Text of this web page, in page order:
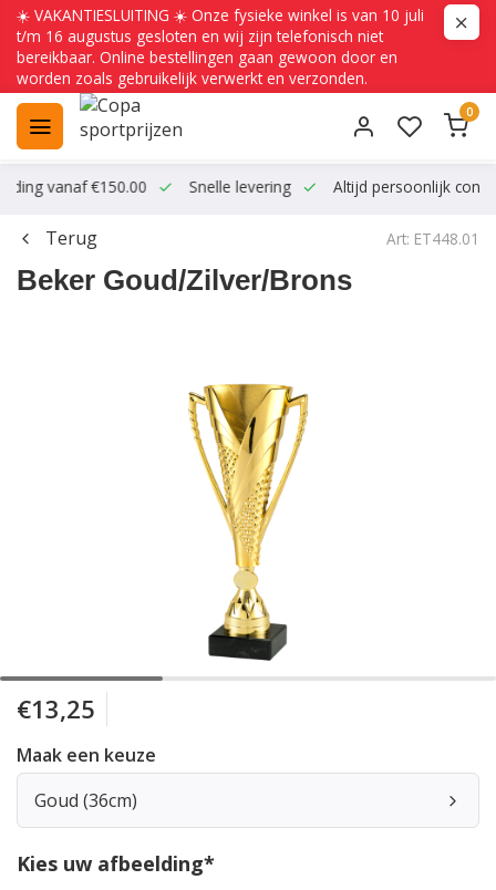
☀️ VAKANTIESLUITING ☀️ Onze fysieke winkel is van 10 juli
t/m 16 augustus gesloten en wij zijn telefonisch niet
bereikbaar. Online bestellingen gaan gewoon door en
worden zoals gebruikelijk verwerkt en verzonden.
0
vanaf €150.00 Snelle levering Altijd persoonlijk
Terug Art: ET448.01
Beker Goud/Zilver/Brons
€13,25
Maak een keuze
Goud (36cm)
Kies uw afbeelding*